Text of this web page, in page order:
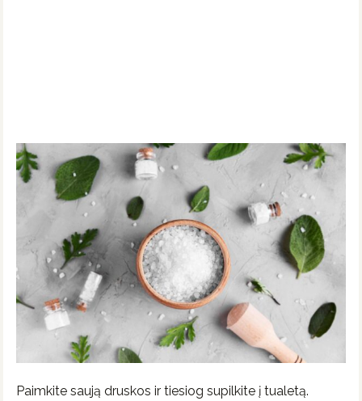
Paimkite saują druskos ir tiesiog supilkite į tualetą.